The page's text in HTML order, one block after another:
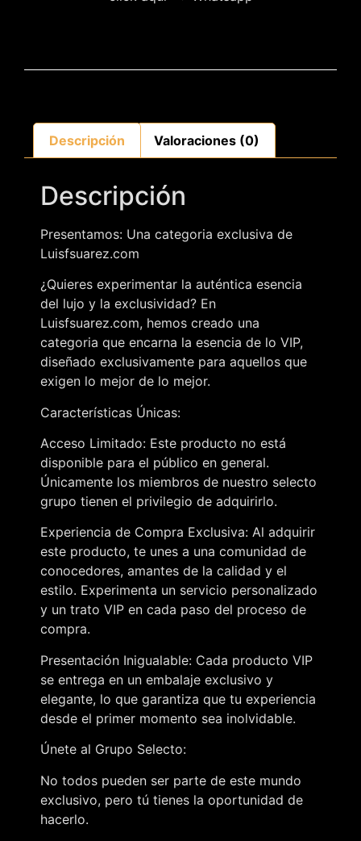
Descripción Valoraciones (0)
Descripción
Presentamos: Una categoria exclusiva de
Luisfsuarez.com
¿Quieres experimentar la auténtica esencia
del lujo y la exclusividad? En
Luisfsuarez.com, hemos creado una
categoria que encarna la esencia de lo VIP,
diseñado exclusivamente para aquellos que
exigen lo mejor de lo mejor.
Características Únicas:
Acceso Limitado: Este producto no está
disponible para el público en general.
Únicamente los miembros de nuestro selecto
grupo tienen el privilegio de adquirirlo.
Experiencia de Compra Exclusiva: Al adquirir
este producto, te unes a una comunidad de
conocedores, amantes de la calidad y el
estilo. Experimenta un servicio personalizado
y un trato VIP en cada paso del proceso de
compra.
Presentación Inigualable: Cada producto VIP
se entrega en un embalaje exclusivo y
elegante, lo que garantiza que tu experiencia
desde el primer momento sea inolvidable.
Únete al Grupo Selecto:
No todos pueden ser parte de este mundo
exclusivo, pero tú tienes la oportunidad de
hacerlo.